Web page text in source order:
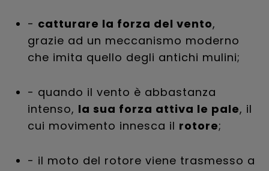
- catturare la forza del vento,
grazie ad un meccanismo moderno
che imita quello degli antichi mulini;
- quando il vento è abbastanza
intenso, la sua forza attiva le pale, il
cui movimento innesca il rotore;
- il moto del rotore viene trasmesso a